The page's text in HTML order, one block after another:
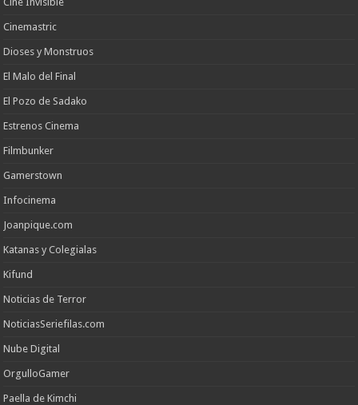
Cinemastric
Dioses y Monstruos
El Malo del Final
El Pozo de Sadako
Estrenos Cinema
Filmbunker
Gamerstown
Infocinema
Joanpique.com
Katanas y Colegialas
Kifund
Noticias de Terror
NoticiasSeriefilas.com
Nube Digital
OrgulloGamer
Paella de Kimchi